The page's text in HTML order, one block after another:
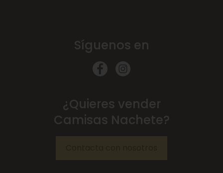
Síguenos en
¿Quieres vender
Camisas Nachete?